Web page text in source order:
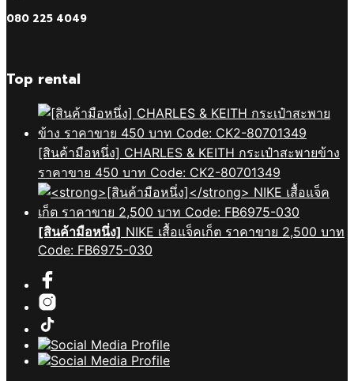
080 225 4049
Top rental
[สินค้ามือหนึ่ง] CHARLES & KEITH กระเป๋าสะพายข้าง
ราคาขาย 450 บาท Code: CK2-80701349
[สินค้ามือหนึ่ง] NIKE เสื้อแจ็คเก็ต ราคาขาย 2,500 บาท
Code: FB6975-030